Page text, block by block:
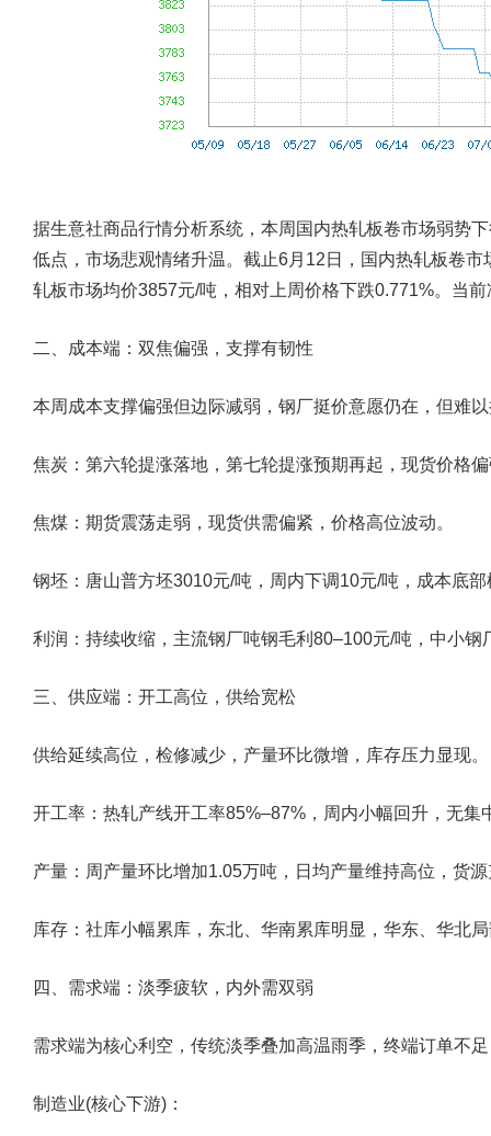
据生意社商品行情分析系统，本周国内热轧板卷市场弱势
低点，市场悲观情绪升温。截止6月12日，国内热轧板卷
轧板市场均价3857元/吨，相对上周价格下跌0.771%。当
二、成本端：双焦偏强，支撑有韧性
本周成本支撑偏强但边际减弱，钢厂挺价意愿仍在，但难
焦炭：第六轮提涨落地，第七轮提涨预期再起，现货价格
焦煤：期货震荡走弱，现货供需偏紧，价格高位波动。
钢坯：唐山普方坯3010元/吨，周内下调10元/吨，成本底部
利润：持续收缩，主流钢厂吨钢毛利80–100元/吨，中小钢
三、供应端：开工高位，供给宽松
供给延续高位，检修减少，产量环比微增，库存压力显现。
开工率：热轧产线开工率85%–87%，周内小幅回升，无集
产量：周产量环比增加1.05万吨，日均产量维持高位，货
库存：社库小幅累库，东北、华南累库明显，华东、华北
四、需求端：淡季疲软，内外需双弱
需求端为核心利空，传统淡季叠加高温雨季，终端订单不
制造业(核心下游)：